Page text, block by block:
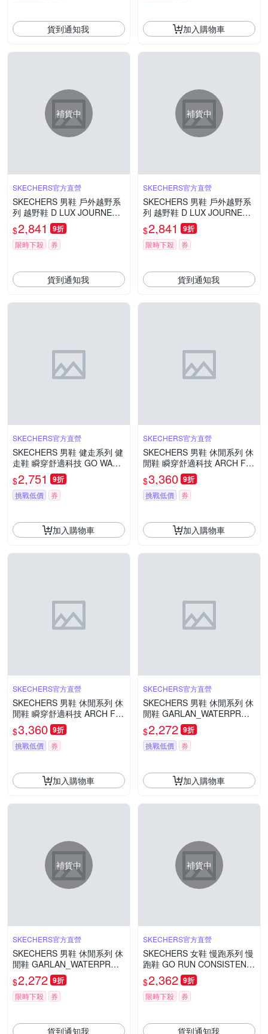
貨到通知我 加入購物車
補貨中
SKECHERS官方直營
SKECHERS 男鞋 戶外越野系
列 越野鞋 D LUX JOURNEY_
WATERPROOF - 237419BKC
C
$2,841 9折
限時下殺 券
貨到通知我
補貨中
SKECHERS官方直營
SKECHERS 男鞋 戶外越野系
列 越野鞋 D LUX JOURNEY_
WATERPROOF - 237419TPB
K
$2,841 9折
限時下殺 券
貨到通知我
SKECHERS官方直營
SKECHERS 男鞋 健走系列 健
走鞋 瞬穿舒適科技 GO WALK
FLEX_WATERPROOF - 2163
30BLK
$2,751 9折
挑戰低價 券
加入購物車
SKECHERS官方直營
SKECHERS 男鞋 休閒系列 休
閒鞋 瞬穿舒適科技 ARCH FIT
2.0_WATERPROOF - 232952
NVY
$3,360 9折
挑戰低價 券
加入購物車
SKECHERS官方直營
SKECHERS 男鞋 休閒系列 休
閒鞋 瞬穿舒適科技 ARCH FIT
2.0_WATERPROOF - 232952
BBK
$3,360 9折
挑戰低價 券
加入購物車
SKECHERS官方直營
SKECHERS 男鞋 休閒系列 休
閒鞋 GARLAN_WATERPROO
F - 205234BLK
$2,272 9折
挑戰低價 券
加入購物車
補貨中
SKECHERS官方直營
SKECHERS 男鞋 休閒系列 休
閒鞋 GARLAN_WATERPROO
F - 205234CHOC
$2,272 9折
限時下殺 券
貨到通知我
補貨中
SKECHERS官方直營
SKECHERS 女鞋 慢跑系列 慢
跑鞋 GO RUN CONSISTENT
2.0_WATERPROOF - 128625
OFWT
$2,362 9折
限時下殺 券
貨到通知我